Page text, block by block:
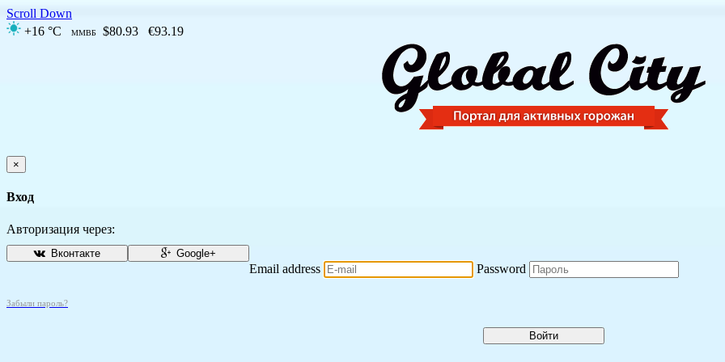
Scroll Down
+16 °C
ММВБ $80.93 €93.19
×
Вход
Авторизация через:
Вконтакте Google+
Email address Password
Забыли пароль?
Войти